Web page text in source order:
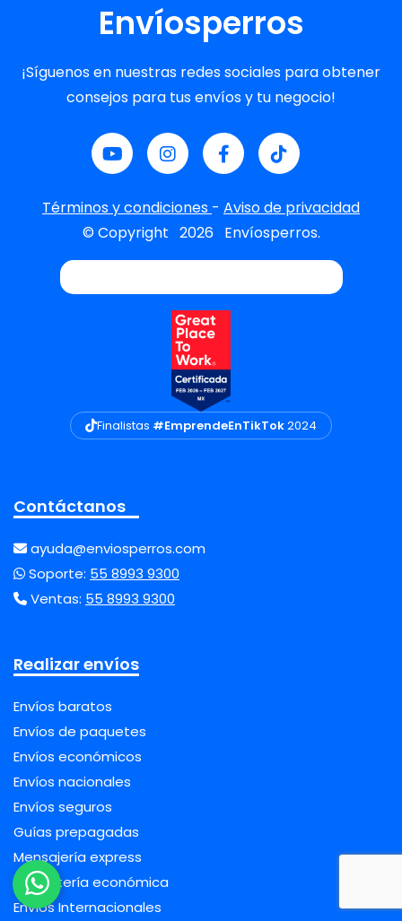
Envíosperros
¡Síguenos en nuestras redes sociales para obtener
consejos para tus envíos y tu negocio!
Términos y condiciones - Aviso de privacidad
© Copyright 2026 Envíosperros.
Finalistas #EmprendeEnTikTok2024
Contáctanos
ayuda@enviosperros.com
Soporte: 55 8993 9300
Ventas: 55 8993 9300
Realizar envíos
Envíos baratos
Envíos de paquetes
Envíos económicos
Envíos nacionales
Envíos seguros
Guías prepagadas
Mensajería express
Paquetería económica
Envíos Internacionales